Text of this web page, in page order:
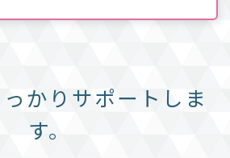
かりサポートしま
す。